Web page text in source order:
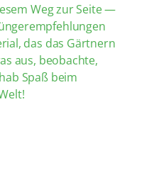
Weg zur Seite —
das das Gärtnern
aus, beobachte,
Spaß beim